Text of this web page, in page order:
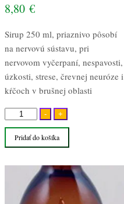
8,80 €
Sirup 250 ml, priaznivo pôsobí
na nervovú sústavu, pri
nervovom vyčerpaní, nespavosti,
úzkosti, strese, črevnej neuróze i
kŕčoch v brušnej oblasti
-
množstvo
Medovkový
sirup
+
Pridať do košíka